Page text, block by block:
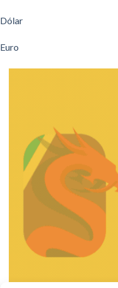
Dólar
Euro